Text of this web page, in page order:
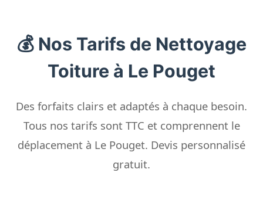
💰 Nos Tarifs de Nettoyage
Toiture à Le Pouget
Des forfaits clairs et adaptés à chaque besoin.
Tous nos tarifs sont TTC et comprennent le
déplacement à Le Pouget. Devis personnalisé
gratuit.